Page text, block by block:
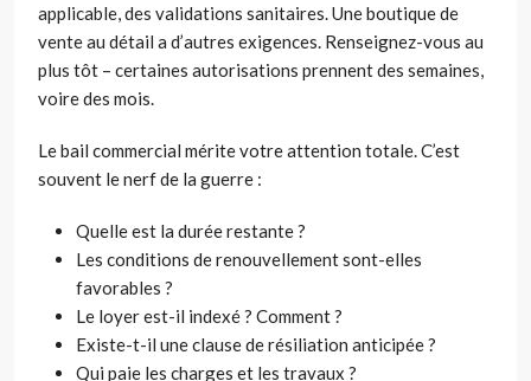
applicable, des validations sanitaires. Une boutique de
vente au détail a d’autres exigences. Renseignez-vous au
plus tôt – certaines autorisations prennent des semaines,
voire des mois.
Le bail commercial mérite votre attention totale. C’est
souvent le nerf de la guerre :
Quelle est la durée restante ?
Les conditions de renouvellement sont-elles
favorables ?
Le loyer est-il indexé ? Comment ?
Existe-t-il une clause de résiliation anticipée ?
Qui paie les charges et les travaux ?